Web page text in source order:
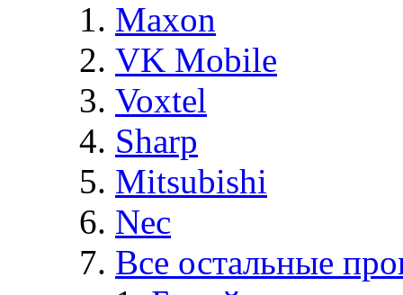
Maxon
VK Mobile
Voxtel
Sharp
Mitsubishi
Nec
Все остальные